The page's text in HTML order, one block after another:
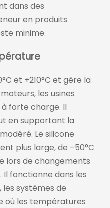
dans des
en produits
minime.
et +210°C et gère la
les usines
forte charge. Il
en supportant la
Le silicone
plus large, de –50°C
lors de changements
fonctionne dans les
systèmes de
où les températures